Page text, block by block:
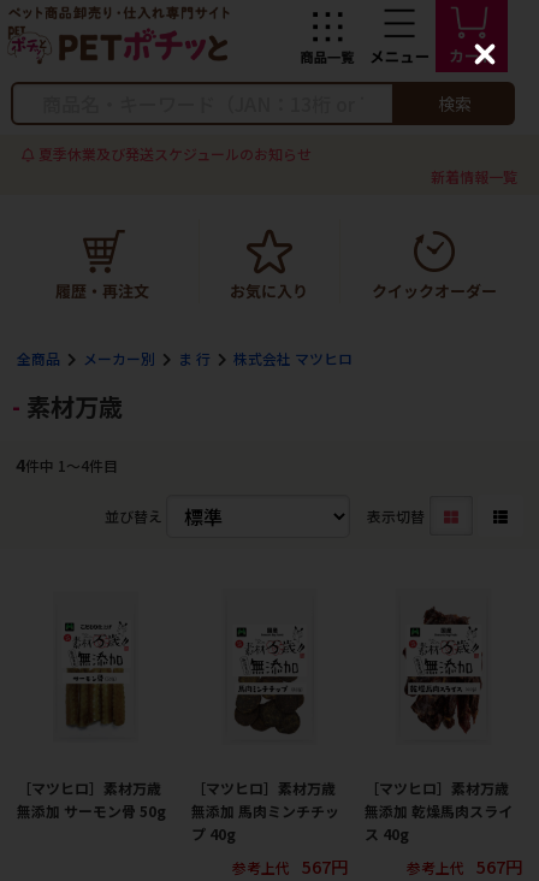
検索
夏季休業及び発送スケジュールのお知らせ
新着情報一覧
全商品 メーカー別 ま 行 株式会社 マツヒロ
素材万歳
4件中 1〜4件目
並び替え 表示切替
［マツヒロ］素材万歳
無添加 サーモン骨 50g
［マツヒロ］素材万歳
無添加 馬肉ミンチチッ
プ 40g
参考上代
567円
［マツヒロ］素材万歳
無添加 乾燥馬肉スライ
ス 40g
参考上代
567円
C
l
s